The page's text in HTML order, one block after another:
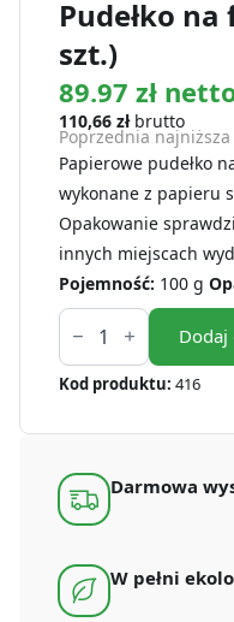
Pudełko
szt.)
89.97 zł
110,66 złbrutto
Poprzednia najniższa
Papierowe pudełko
wykonane z papieru
Opakowanie
innych miejscach
Pojemność: 100 g
ilość
Pudełko
na
frytki
100
(500
Dodaj
Kod produktu: 416
Darmowa
W pełni